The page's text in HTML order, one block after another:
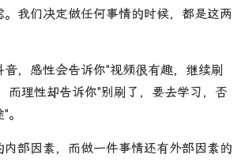
。我们决定做任何事情的时候，都是这两
音，感性会告诉你"视频很有趣，继续刷
而理性却告诉你"别刷了，要去学习，否
部因素，而做一件事情还有外部因素的